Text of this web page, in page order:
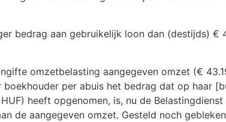
bedrag aan gebruikelijk loon dan (destijds) €
omzetbelasting aangegeven omzet (€
per abuis het bedrag dat op haar
heeft opgenomen, is, nu de
de aangegeven omzet. Gesteld noch